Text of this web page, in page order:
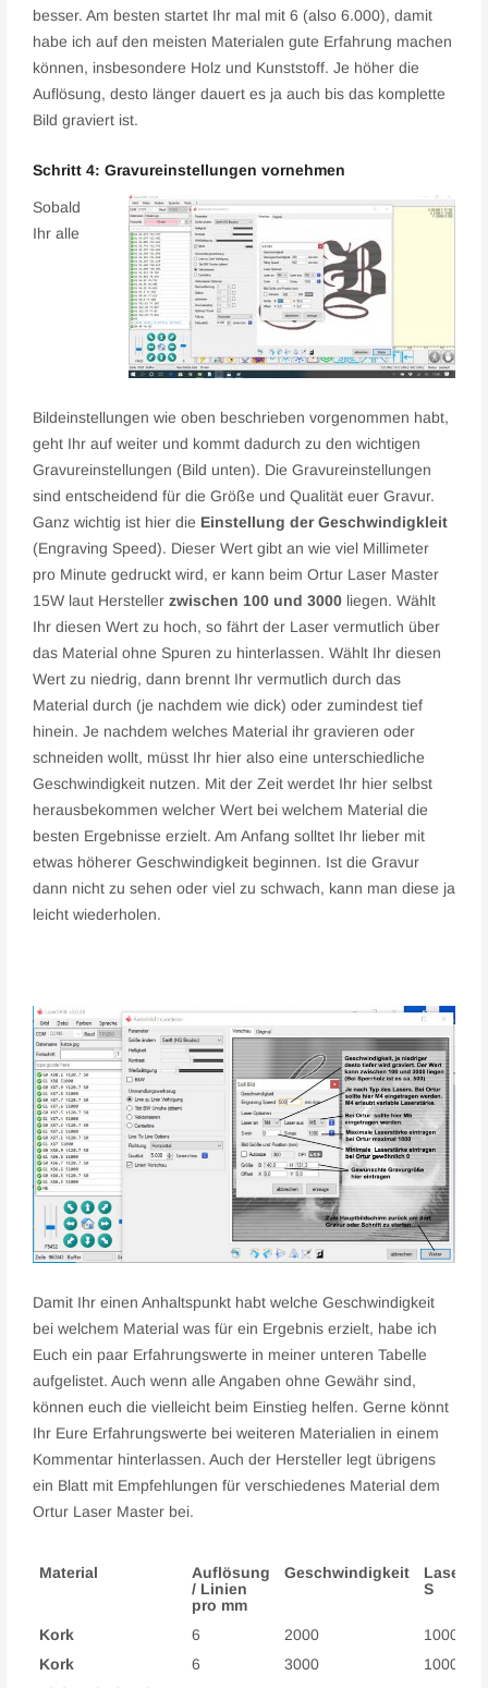
besser. Am besten startet Ihr mal mit 6 (also 6.000), damit
habe ich auf den meisten Materialen gute Erfahrung machen
können, insbesondere Holz und Kunststoff. Je höher die
Auflösung, desto länger dauert es ja auch bis das komplette
Bild graviert ist.
Schritt 4: Gravureinstellungen vornehmen
Sobald
Ihr alle
Bildeinstellungen wie oben beschrieben vorgenommen habt,
geht Ihr auf weiter und kommt dadurch zu den wichtigen
Gravureinstellungen (Bild unten). Die Gravureinstellungen
sind entscheidend für die Größe und Qualität euer Gravur.
Ganz wichtig ist hier die Einstellung der Geschwindigkleit
(Engraving Speed). Dieser Wert gibt an wie viel Millimeter
pro Minute gedruckt wird, er kann beim Ortur Laser Master
15W laut Hersteller zwischen 100 und 3000liegen. Wählt
Ihr diesen Wert zu hoch, so fährt der Laser vermutlich über
das Material ohne Spuren zu hinterlassen. Wählt Ihr diesen
Wert zu niedrig, dann brennt Ihr vermutlich durch das
Material durch (je nachdem wie dick) oder zumindest tief
hinein. Je nachdem welches Material ihr gravieren oder
schneiden wollt, müsst Ihr hier also eine unterschiedliche
Geschwindigkeit nutzen. Mit der Zeit werdet Ihr hier selbst
herausbekommen welcher Wert bei welchem Material die
besten Ergebnisse erzielt. Am Anfang solltet Ihr lieber mit
etwas höherer Geschwindigkeit beginnen. Ist die Gravur
dann nicht zu sehen oder viel zu schwach, kann man diese ja
leicht wiederholen.
Damit Ihr einen Anhaltspunkt habt welche Geschwindigkeit
bei welchem Material was für ein Ergebnis erzielt, habe ich
Euch ein paar Erfahrungswerte in meiner unteren Tabelle
aufgelistet. Auch wenn alle Angaben ohne Gewähr sind,
können euch die vielleicht beim Einstieg helfen. Gerne könnt
Ihr Eure Erfahrungswerte bei weiteren Materialien in einem
Kommentar hinterlassen. Auch der Hersteller legt übrigens
ein Blatt mit Empfehlungen für verschiedenes Material dem
Ortur Laser Master bei.
Material
Auflösung
/ Linien
pro mm
Geschwindigkeit
S
Material
Auflösung
/ Linien
pro mm
Geschwindigkeit
S
Kork 6 2000
1000
Kork
6 3000
1000